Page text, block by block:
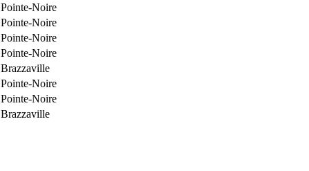
Pointe-Noire
Pointe-Noire
Pointe-Noire
Pointe-Noire
Brazzaville
Pointe-Noire
Pointe-Noire
Brazzaville